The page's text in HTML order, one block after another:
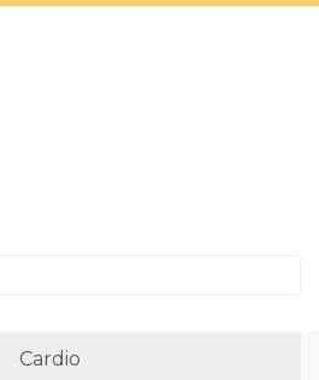
Cardio